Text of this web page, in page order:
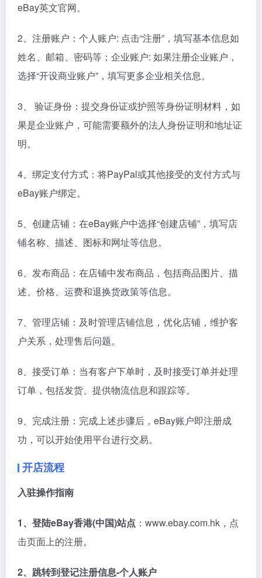
eBay英文官网。
2、注册账户：个人账户: 点击“注册”，填写基本信息如
姓名、邮箱、密码等；企业账户: 如果注册企业账户，
选择“开设商业账户”，填写更多企业相关信息。
3、 验证身份：提交身份证或护照等身份证明材料，如
果是企业账户，可能需要额外的法人身份证明和地址证
明。
4、绑定支付方式：将PayPal或其他接受的支付方式与
eBay账户绑定。
5、创建店铺：在eBay账户中选择“创建店铺”，填写店
铺名称、描述、图标和网址等信息。
6、发布商品：在店铺中发布商品，包括商品图片、描
述、价格、运费和退换货政策等信息。
7、管理店铺：及时管理店铺信息，优化店铺，维护客
户关系，处理售后问题。
8、接受订单：当有客户下单时，及时接受订单并处理
订单，包括发货、提供物流信息和跟踪等。
9、完成注册：完成上述步骤后，eBay账户即注册成
功，可以开始使用平台进行交易。
开店流程
入驻操作指南
1、登陆eBay香港(中国)站点 ：www.ebay.com.hk，点
击页面上的注册。
2、跳转到登记注册信息-个人账户